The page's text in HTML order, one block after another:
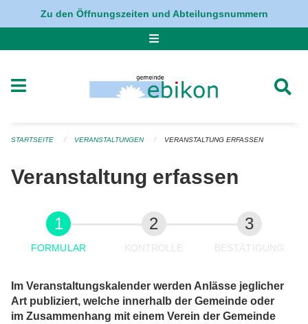
Navigation überspringen
Zu den Öffnungszeiten und Abteilungsnummern
STARTSEITE VERANSTALTUNGEN VERANSTALTUNG ERFASSEN
Veranstaltung erfassen
FORMULAR KONTROLLE BESTÄTIGUNG
Im Veranstaltungskalender werden Anlässe jeglicher
Art publiziert, welche innerhalb der Gemeinde oder
im Zusammenhang mit einem Verein der Gemeinde